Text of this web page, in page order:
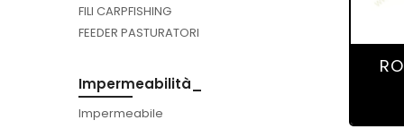
FILI CARPFISHING
FEEDER PASTURATORI
BOILIES
PELLETS
ESCHE E PASTURE
Impermeabilità_
Impermeabile